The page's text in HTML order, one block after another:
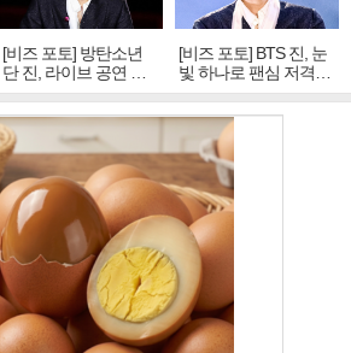
[비즈 포토] 방탄소년
단 진, 라이브 공연 중
빛나는 독보적 아우라
[비즈 포토] BTS 진, 눈
빛 하나로 팬심 저격…
독보적 카리스마